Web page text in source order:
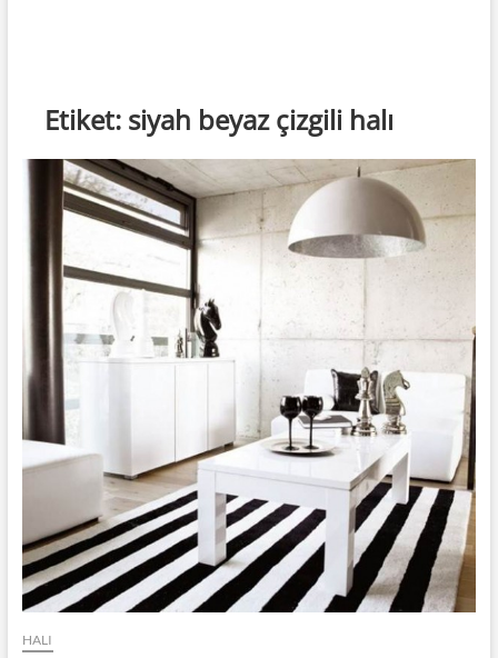
Etiket: siyah beyaz çizgili halı
HALI